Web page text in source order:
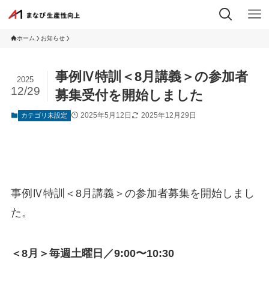
ホーム お知らせ
事例Ⅳ特訓＜8月講義＞の参加者
募集受付を開始しました
2025
12/29
カテゴリ未設定 2025年5月12日 2025年12月29日
事例Ⅳ特訓＜8月講義＞の参加者募集を開始しまし
た。
＜8月＞毎週土曜日／9:00〜10:30